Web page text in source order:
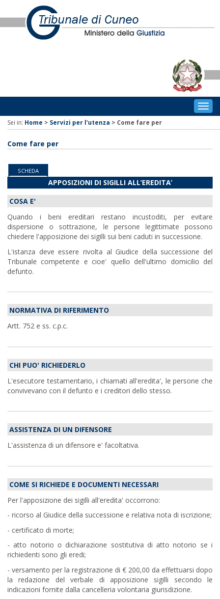
Sei in: Home > Servizi per l'utenza > Come fare per
Come fare per
SCHEDA
APPOSIZIONI DI SIGILLI ALL’EREDITA’
COSA E'
Quando i beni ereditari restano incustoditi, per evitare
dispersione o sottrazione, le persone legittimate possono
chiedere l'apposizione dei sigilli sui beni caduti in successione.
L'istanza deve essere rivolta al Giudice della successione del
Tribunale competente e cioe' quello dell'ultimo domicilio del
defunto.
NORMATIVA DI RIFERIMENTO
Artt. 752 e ss. c.p.c.
CHI PUO' RICHIEDERLO
L'esecutore testamentario, i chiamati all'eredita', le persone che
convivevano con il defunto e i creditori dello stesso.
ASSISTENZA DI UN DIFENSORE
L'assistenza di un difensore e' facoltativa.
COME SI RICHIEDE E DOCUMENTI NECESSARI
Per l'apposizione dei sigilli all'eredita' occorrono:
- ricorso al Giudice della successione e relativa nota di iscrizione;
- certificato di morte;
- atto notorio o dichiarazione sostitutiva di atto notorio se i
richiedenti sono gli eredi;
- versamento per la registrazione di € 200,00 da effettuarsi dopo
la redazione del verbale di apposizione sigilli secondo le
indicazioni fornite dalla cancelleria volontaria giurisdizione.